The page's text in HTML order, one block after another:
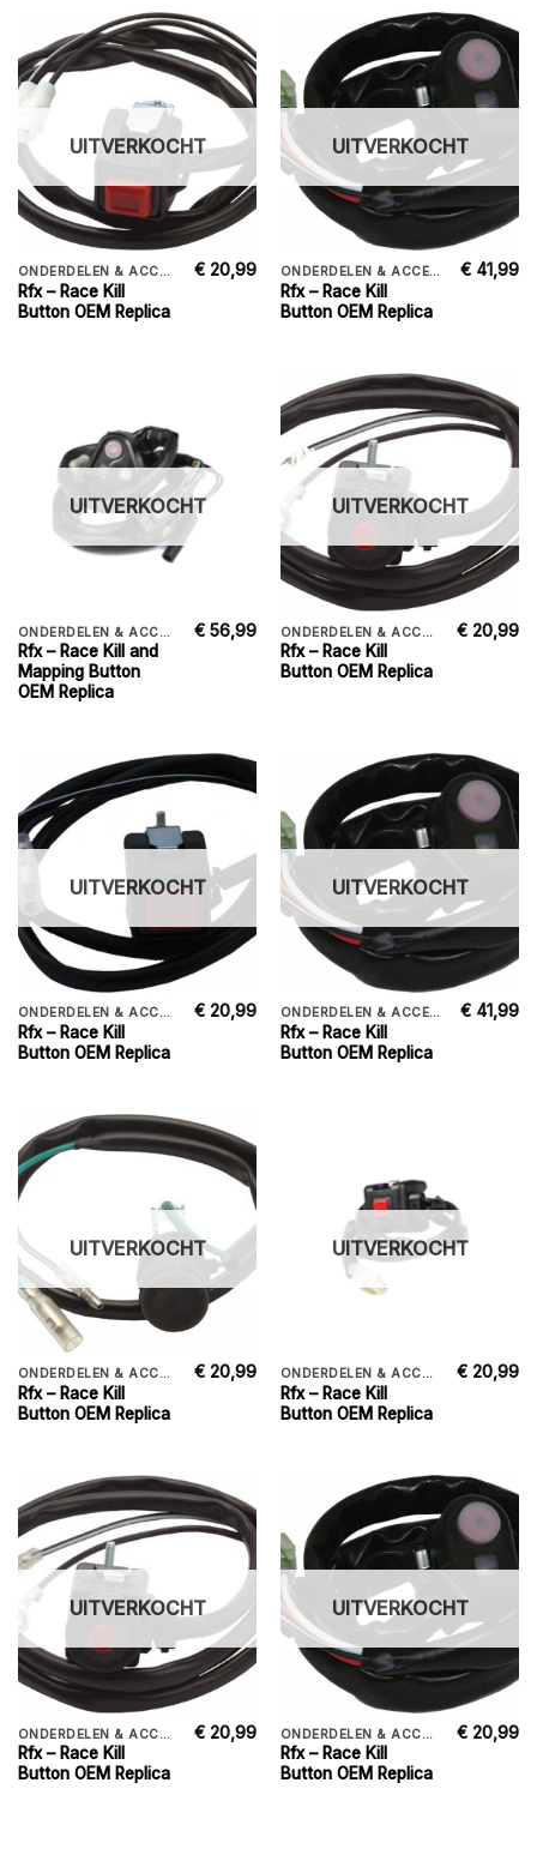
UITVERKOCHT
ONDERDELEN & ACCESSORIES
Rfx – Race Kill
Button OEM Replica
€ 20,99
UITVERKOCHT
ONDERDELEN & ACCESSORIES
Rfx – Race Kill
Button OEM Replica
€ 41,99
UITVERKOCHT
ONDERDELEN & ACCESSORIES
Rfx – Race Kill and
Mapping Button
OEM Replica
€ 56,99
UITVERKOCHT
ONDERDELEN & ACCESSORIES
Rfx – Race Kill
Button OEM Replica
€ 20,99
UITVERKOCHT
ONDERDELEN & ACCESSORIES
Rfx – Race Kill
Button OEM Replica
€ 20,99
UITVERKOCHT
ONDERDELEN & ACCESSORIES
Rfx – Race Kill
Button OEM Replica
€ 41,99
UITVERKOCHT
ONDERDELEN & ACCESSORIES
Rfx – Race Kill
Button OEM Replica
€ 20,99
UITVERKOCHT
ONDERDELEN & ACCESSORIES
Rfx – Race Kill
Button OEM Replica
€ 20,99
UITVERKOCHT
ONDERDELEN & ACCESSORIES
Rfx – Race Kill
Button OEM Replica
€ 20,99
UITVERKOCHT
ONDERDELEN & ACCESSORIES
Rfx – Race Kill
Button OEM Replica
€ 20,99